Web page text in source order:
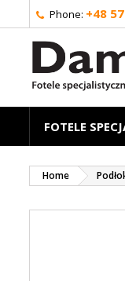
Phone: +48
FOTELE
Home